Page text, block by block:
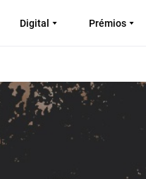
Digital Prémios